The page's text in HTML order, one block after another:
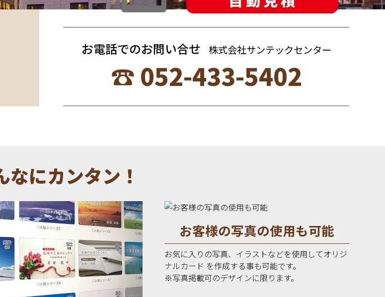
お電話でのお問い合せ 株式会社サンテックセンター
☎︎ 052-433-5402
にカンタン！
お客様の写真の使用も可能
お気に入りの写真、イラストなどを使用してオリジ
ナルカード を作成する事も可能です。
※写真掲載可のデザインに限ります。